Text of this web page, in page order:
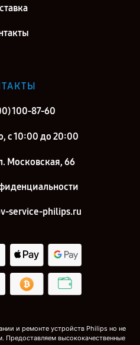
100-87-60
с 10:00 до 20:00
Московская, 66
service-philips.ru
и ремонте устройств Philips но не
Предоставляем высококачественные